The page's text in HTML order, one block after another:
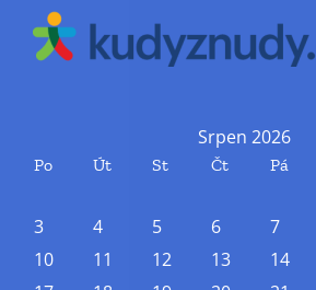
Srpen 2026
Po Út St Čt Pá
3
4 5 6 7
10
11 12 13 14